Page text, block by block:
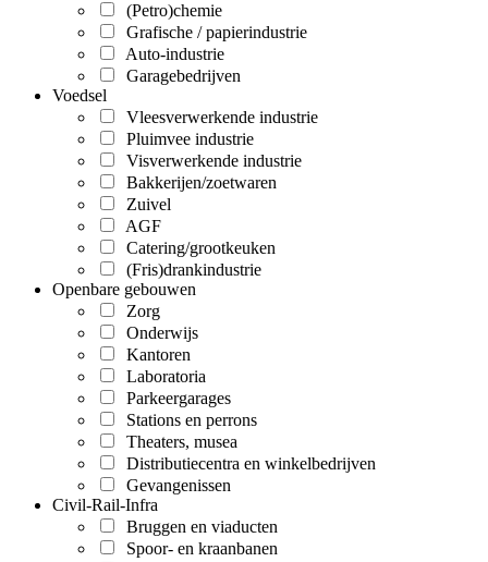
(Petro)chemie
Grafische / papierindustrie
Auto-industrie
Garagebedrijven
Voedsel
Vleesverwerkende industrie
Pluimvee industrie
Visverwerkende industrie
Bakkerijen/zoetwaren
Zuivel
AGF
Catering/grootkeuken
(Fris)drankindustrie
Openbare gebouwen
Zorg
Onderwijs
Kantoren
Laboratoria
Parkeergarages
Stations en perrons
Theaters, musea
Distributiecentra en winkelbedrijven
Gevangenissen
Civil-Rail-Infra
Bruggen en viaducten
Spoor- en kraanbanen